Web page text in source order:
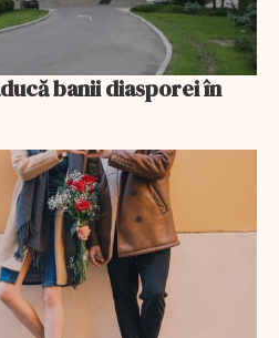
banii diasporei în